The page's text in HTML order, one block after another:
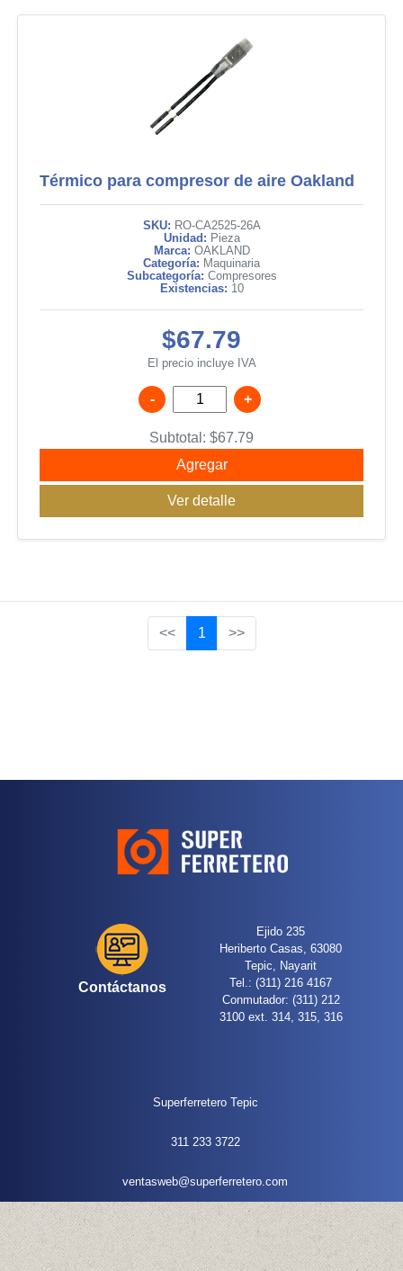
Térmico para compresor de aire Oakland
SKU: RO-CA2525-26A
Unidad: Pieza
Marca: OAKLAND
Categoría: Maquinaria
Subcategoría: Compresores
Existencias: 10
$67.79
El precio incluye IVA
- +
Subtotal: $67.79
Agregar
Ver detalle
Contáctanos
Ejido 235
Heriberto Casas, 63080
Tepic, Nayarit
Tel.: (311) 216 4167
Conmutador: (311) 212
3100 ext. 314, 315, 316
Superferretero Tepic
311 233 3722
ventasweb@superferretero.com